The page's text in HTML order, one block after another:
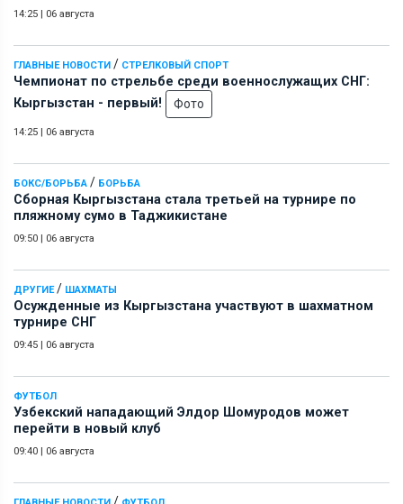
14:25 | 06 августа
ГЛАВНЫЕ НОВОСТИ / СТРЕЛКОВЫЙ СПОРТ
Чемпионат по стрельбе среди военнослужащих СНГ:
Кыргызстан - первый!
Фото
14:25 | 06 августа
БОКС/БОРЬБА / БОРЬБА
Сборная Кыргызстана стала третьей на турнире по
пляжному сумо в Таджикистане
09:50 | 06 августа
ДРУГИЕ/ ШАХМАТЫ
Осужденные из Кыргызстана участвуют в шахматном
турнире СНГ
09:45 | 06 августа
ФУТБОЛ
Узбекский нападающий Элдор Шомуродов может
перейти в новый клуб
09:40 | 06 августа
/